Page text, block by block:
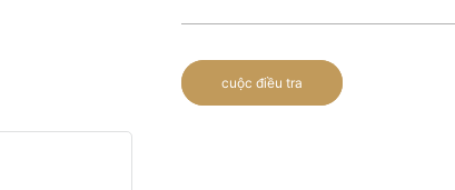
cuộc điều tra